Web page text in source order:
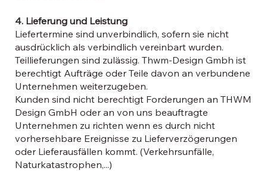
4. Lieferung und Leistung
Liefertermine sind unverbindlich, sofern sie nicht
ausdrücklich als verbindlich vereinbart wurden.
Teillieferungen sind zulässig. Thwm-Design Gmbh ist
berechtigt Aufträge oder Teile davon an verbundene
Unternehmen weiterzugeben.
Kunden sind nicht berechtigt Forderungen an THWM
Design GmbH oder an von uns beauftragte
Unternehmen zu richten wenn es durch nicht
vorhersehbare Ereignisse zu Lieferverzögerungen
oder Lieferausfällen kommt. (Verkehrsunfälle,
Naturkatastrophen,...)